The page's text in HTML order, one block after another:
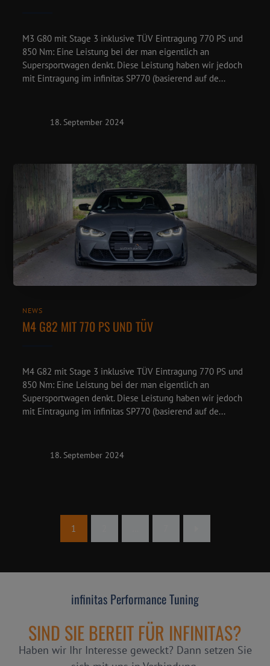
M3 G80 mit Stage 3 inklusive TÜV Eintragung 770 PS und
850 Nm: Eine Leistung bei der man eigentlich an
Supersportwagen denkt. Diese Leistung haben wir jedoch
mit Eintragung im infinitas SP770 (basierend auf de...
18. September 2024
NEWS
M4 G82 MIT 770 PS UND TÜV
M4 G82 mit Stage 3 inklusive TÜV Eintragung 770 PS und
850 Nm: Eine Leistung bei der man eigentlich an
Supersportwagen denkt. Diese Leistung haben wir jedoch
mit Eintragung im infinitas SP770 (basierend auf de...
18. September 2024
1
infinitas Performance Tuning
SIND SIE BEREIT FÜR INFINITAS?
Haben wir Ihr Interesse geweckt? Dann setzen Sie